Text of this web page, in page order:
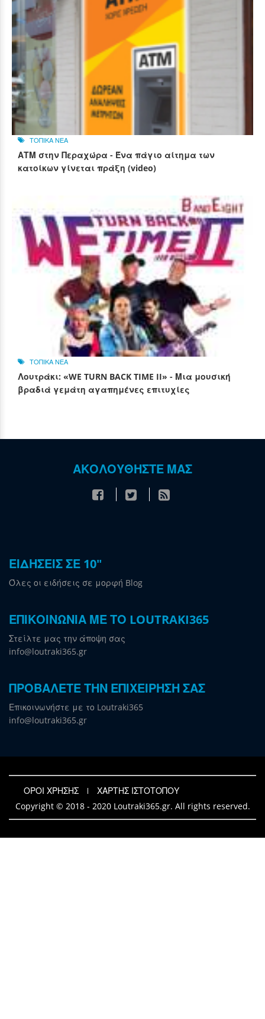
ΤΟΠΙΚΑ ΝΕΑ
ΑΤΜ στην Περαχώρα - Ένα πάγιο αίτημα των
κατοίκων γίνεται πράξη (video)
ΤΟΠΙΚΑ ΝΕΑ
Λουτράκι: «WE TURN BACK TIME II» - Μια μουσική
βραδιά γεμάτη αγαπημένες επιτυχίες
ΑΚΟΛΟΥΘΗΣΤΕ ΜΑΣ
ΕΙΔΗΣΕΙΣ ΣΕ 10"
Όλες οι ειδήσεις σε μορφή Blog
ΕΠΙΚΟΙΝΩΝΙΑ ΜΕ ΤΟ LOUTRAKI365
Στείλτε μας την άποψη σας
info@loutraki365.gr
ΠΡΟΒΑΛΕΤΕ ΤΗΝ ΕΠΙΧΕΙΡΗΣΗ ΣΑΣ
Επικοινωνήστε με το Loutraki365
info@loutraki365.gr
ΟΡΟΙ ΧΡΗΣΗΣ
ΧΑΡΤΗΣ ΙΣΤΟΤΟΠΟΥ
Copyright © 2018 - 2020 Loutraki365.gr. All rights reserved.